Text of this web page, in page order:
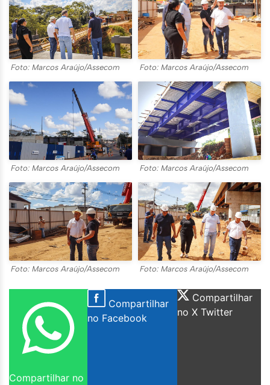
Foto: Marcos Araújo/Assecom Foto: Marcos Araújo/Assecom
Foto: Marcos Araújo/Assecom Foto: Marcos Araújo/Assecom
Foto: Marcos Araújo/Assecom Foto: Marcos Araújo/Assecom
Compartilhar no
Compartilhar
no Facebook
Compartilhar
no X Twitter